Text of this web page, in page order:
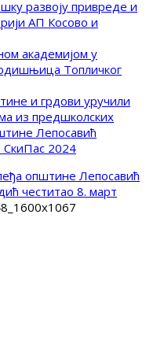
развоју привреде и
АП Косово и
академијом у
Топличког
и грдови уручили
из предшколских
Лепосавић
2024
честитао 8. март